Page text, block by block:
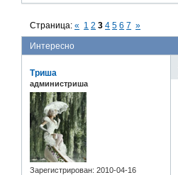
Интересно
Страница:« 1 2 3 4 5 6 7 »
Триша
администриша
Зарегистрирован: 2010-04-16